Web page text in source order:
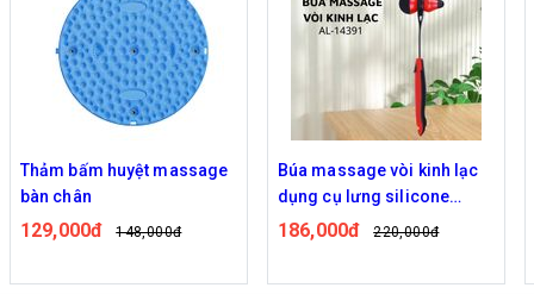
Thảm bấm huyệt massage
bàn chân
129,000đ 148,000đ
Búa massage vòi kinh lạc
dụng cụ lưng silicone
ALIZZ
186,000đ 220,000đ